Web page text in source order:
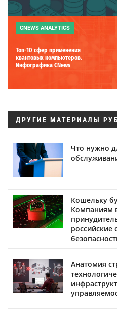
CNEWS ANALYTICS
Топ-10 сфер применения
квантовых компьютеров.
Инфографика CNews
ДРУГИЕ МАТЕРИАЛЫ
Что нужно
Кошельку
Компаниям
российские
Анатомия